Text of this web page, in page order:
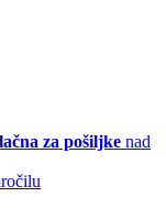
za pošiljke nad